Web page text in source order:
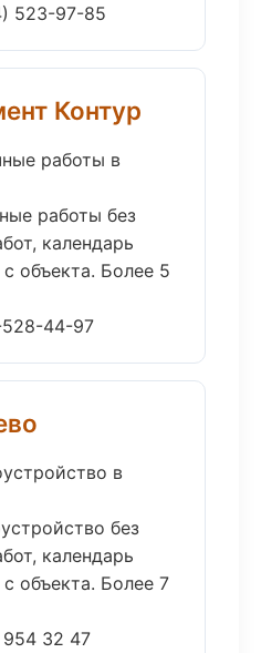
523-97-85
Контур
работы в
работы без
календарь
объекта. Более 5
44-97
в
без
календарь
объекта. Более 7
32 47